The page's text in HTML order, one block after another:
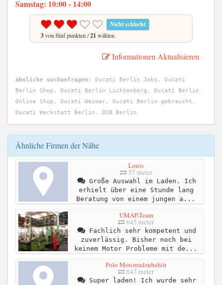
Samstag: 10:00 - 14:00
Nicht schlecht
3von fünf punkten /21 wählen.
Informationen Aktualisieren
ähnliche suchanfragen:
Ducati Berlin Jobs, Ducati
Berlin Shop, Ducati Berlin Lichtenberg, Ducati Berlin
Online Shop, Ducati Weimar, Ducati Berlin gebraucht,
Ducati Werkstatt Berlin, DSB Berlin
Ähnliche Firmen der Nähe
Louis
57 meter
Große Auswahl im Laden. Ich
erhielt über eine Stunde lang
Beratung von einem jungen a...
UMAP-Team
645 meter
Fachlich sehr kompetent und
zuverlässig. Bisher noch bei
keinem Motor Probleme mit de...
Polo Motorradzubehör
847 meter
Super laden! Ich wurde sehr